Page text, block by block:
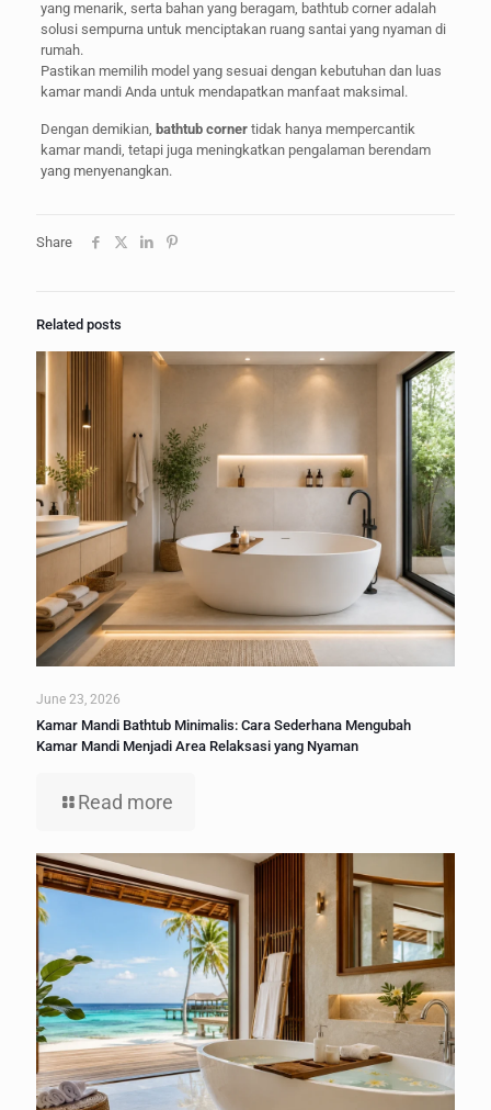
yang menarik, serta bahan yang beragam, bathtub corner adalah
solusi sempurna untuk menciptakan ruang santai yang nyaman di
rumah.
Pastikan memilih model yang sesuai dengan kebutuhan dan luas
kamar mandi Anda untuk mendapatkan manfaat maksimal.
Dengan demikian, bathtub cornertidak hanya mempercantik
kamar mandi, tetapi juga meningkatkan pengalaman berendam
yang menyenangkan.
Share
Related posts
June 23, 2026
Kamar Mandi Bathtub Minimalis: Cara Sederhana Mengubah
Kamar Mandi Menjadi Area Relaksasi yang Nyaman
Read more